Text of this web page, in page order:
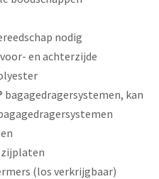
nodig
en achterzijde
bagagedragersystemen, kan
zijplaten
(los verkrijgbaar)